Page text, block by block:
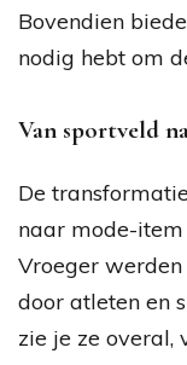
Bovendien
nodig hebt om
Van sportveld
De
naar mode-item
Vroeger
door atleten en
zie je ze overal,